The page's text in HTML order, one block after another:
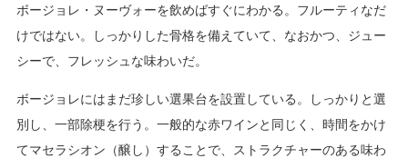
ボージョレ・ヌーヴォーを飲めばすぐにわかる。フルーティなだ
けではない。しっかりした骨格を備えていて、なおかつ、ジュー
シーで、フレッシュな味わいだ。
ボージョレにはまだ珍しい選果台を設置している。しっかりと選
別し、一部除梗を行う。一般的な赤ワインと同じく、時間をかけ
てマセラシオン（醸し）することで、ストラクチャーのある味わ